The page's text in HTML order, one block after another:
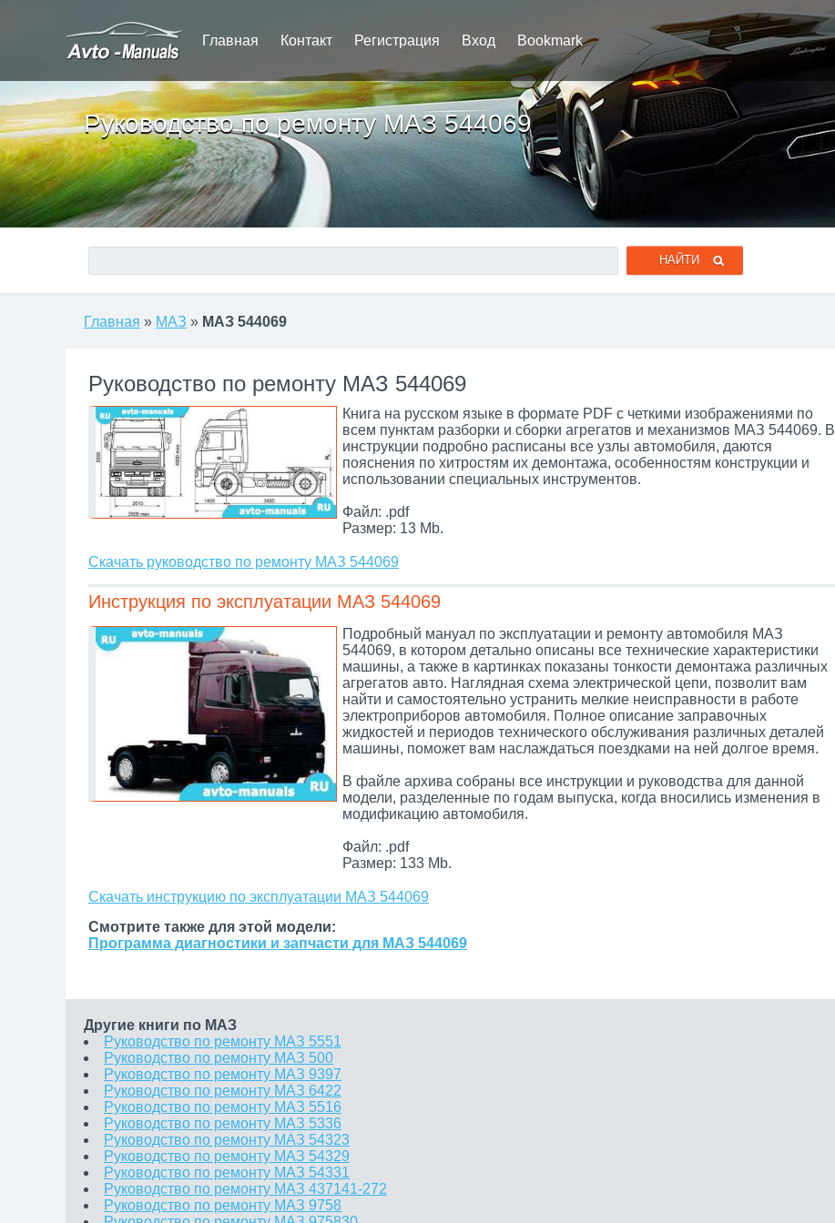
Главная Контакт Регистрация Вход Bookmark
Руководство по ремонту МАЗ 544069
Главная » МАЗ » МАЗ 544069
Руководство по ремонту МАЗ 544069
Книга на русском языке в формате PDF с четкими изображениями по
всем пунктам разборки и сборки агрегатов и механизмов МАЗ 544069. В
инструкции подробно расписаны все узлы автомобиля, даются
пояснения по хитростям их демонтажа, особенностям конструкции и
использовании специальных инструментов.
Файл: .pdf
Размер: 13 Mb.
Скачать руководство по ремонту МАЗ 544069
Инструкция по эксплуатации МАЗ 544069
Подробный мануал по эксплуатации и ремонту автомобиля МАЗ
544069, в котором детально описаны все технические характеристики
машины, а также в картинках показаны тонкости демонтажа различных
агрегатов авто. Наглядная схема электрической цепи, позволит вам
найти и самостоятельно устранить мелкие неисправности в работе
электроприборов автомобиля. Полное описание заправочных
жидкостей и периодов технического обслуживания различных деталей
машины, поможет вам наслаждаться поездками на ней долгое время.
В файле архива собраны все инструкции и руководства для данной
модели, разделенные по годам выпуска, когда вносились изменения в
модификацию автомобиля.
Файл: .pdf
Размер: 133 Mb.
Скачать инструкцию по эксплуатации МАЗ 544069
Смотрите также для этой модели:
Программа диагностики и запчасти для МАЗ 544069
Другие книги по МАЗ
Руководство по ремонту МАЗ 5551
Руководство по ремонту МАЗ 500
Руководство по ремонту МАЗ 9397
Руководство по ремонту МАЗ 6422
Руководство по ремонту МАЗ 5516
Руководство по ремонту МАЗ 5336
Руководство по ремонту МАЗ 54323
Руководство по ремонту МАЗ 54329
Руководство по ремонту МАЗ 54331
Руководство по ремонту МАЗ 437141-272
Руководство по ремонту МАЗ 9758